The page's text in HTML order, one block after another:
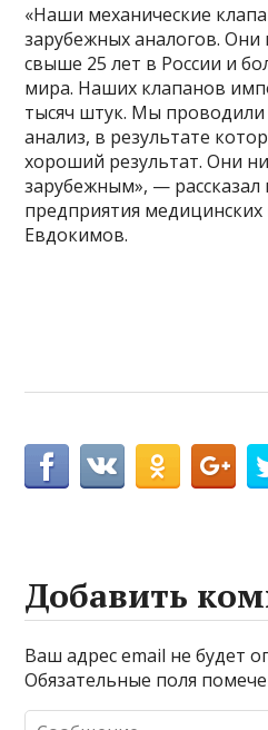
«Наши механические
зарубежных аналогов.
свыше 25 лет в России и
мира. Наших клапанов
тысяч штук. Мы
анализ, в результате
хороший результат. Они
зарубежным», —
предприятия медицинских
Евдокимов.
Добавить
Ваш адрес email не будет
Обязательные поля